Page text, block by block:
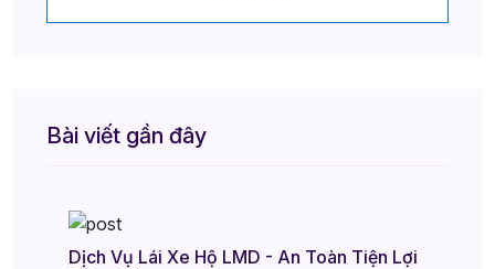
Bài viết gần đây
Dịch Vụ Lái Xe Hộ LMD - An Toàn Tiện Lợi